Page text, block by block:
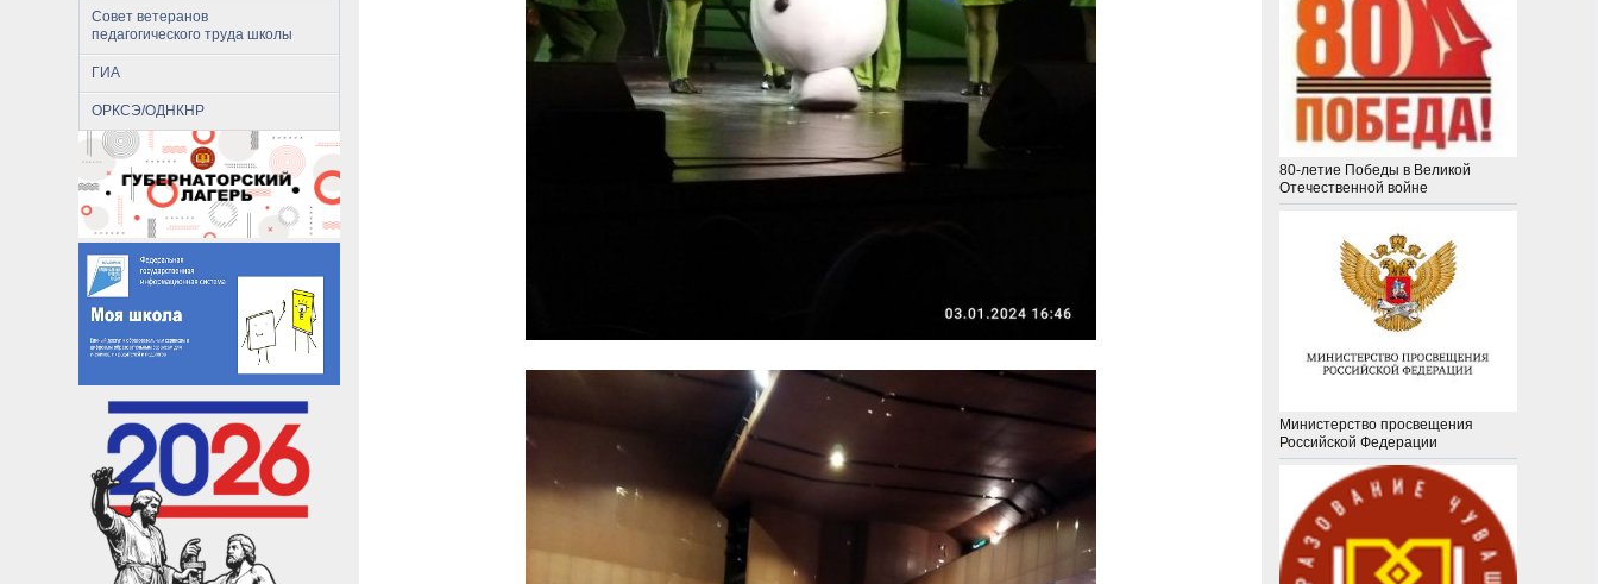
Совет ветеранов
педагогического труда школы
ГИА
ОРКСЭ/ОДНКНР
80-летие Победы в Великой
Отечественной войне
Министерство просвещения
Российской Федерации